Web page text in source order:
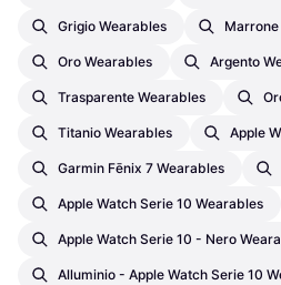
Grigio Wearables
Oro Wearables Argento
Trasparente Wearables
Titanio Wearables Apple
Garmin Fēnix 7 Wearables
Apple Watch Serie 10 Wearables
Apple Watch Serie 10 - Nero
Alluminio - Apple Watch Serie 10